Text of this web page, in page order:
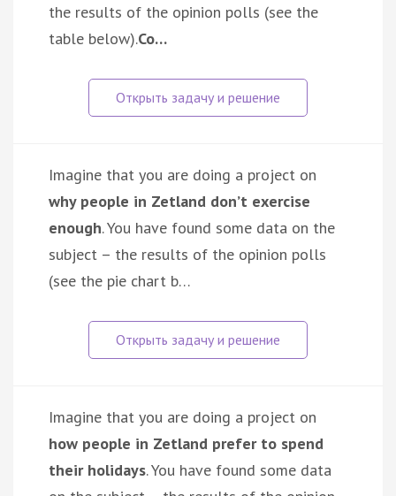
the results of the opinion polls (see the
table below).Co…
Imagine that you are doing a project on
why people in Zetland don’t exercise
enough. You have found some data on the
subject – the results of the opinion polls
(see the pie chart b…
Imagine that you are doing a project on
how people in Zetland prefer to spend
their holidays. You have found some data